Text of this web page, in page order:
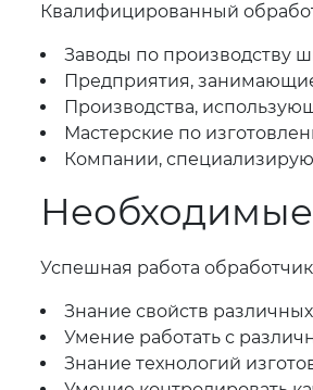
Квалифицированный
Заводы по производству
Предприятия,
Производства,
Мастерские по
Компании,
Успешная работа
Знание свойств
Умение работать с
Знание технологий